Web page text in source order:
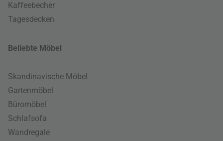
Kaffeebecher
Tagesdecken
Beliebte Möbel
Skandinavische Möbel
Gartenmöbel
Büromöbel
Schlafsofa
Wandregale